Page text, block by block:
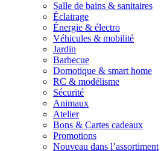
Salle de bains & sanitaires
Éclairage
Énergie & électro
Véhicules & mobilité
Jardin
Barbecue
Domotique & smart home
RC & modélisme
Sécurité
Animaux
Atelier
Bons & Cartes cadeaux
Promotions
Nouveau dans l’assortiment